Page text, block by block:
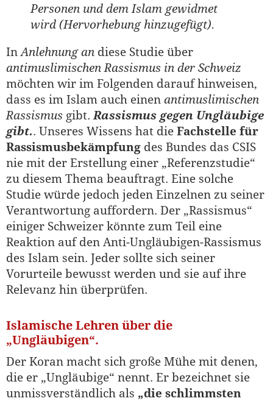
Personen und dem Islam gewidmet
wird (Hervorhebung hinzugefügt).
In Anlehnung an diese Studie über
antimuslimischen Rassismus in der Schweiz
möchten wir im Folgenden darauf hinweisen,
dass es im Islam auch einen antimuslimischen
Rassismus gibt. Rassismus gegen Ungläubige
gibt.. Unseres Wissens hat die Fachstelle für
Rassismusbekämpfung des Bundes das CSIS
nie mit der Erstellung einer „Referenzstudie“
zu diesem Thema beauftragt. Eine solche
Studie würde jedoch jeden Einzelnen zu seiner
Verantwortung auffordern. Der „Rassismus“
einiger Schweizer könnte zum Teil eine
Reaktion auf den Anti-Ungläubigen-Rassismus
des Islam sein. Jeder sollte sich seiner
Vorurteile bewusst werden und sie auf ihre
Relevanz hin überprüfen.
Islamische Lehren über die
„Ungläubigen“.
Der Koran macht sich große Mühe mit denen,
die er „Ungläubige“ nennt. Er bezeichnet sie
unmissverständlich als „die schlimmsten